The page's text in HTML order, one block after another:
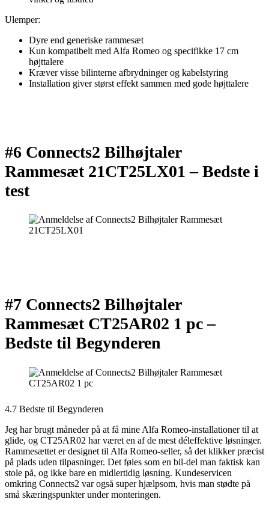
Ulemper:
Dyre end generiske rammesæt
Kun kompatibelt med Alfa Romeo og specifikke 17 cm
højttalere
Kræver visse bilinterne afbrydninger og kabelstyring
Installation giver størst effekt sammen med gode højttalere
#6 Connects2 Bilhøjtaler
Rammesæt 21CT25LX01 –Bedste i
test
#7 Connects2 Bilhøjtaler
Rammesæt CT25AR02 1 pc –
Bedste til Begynderen
4.7 Bedste til Begynderen
Jeg har brugt måneder på at få mine Alfa Romeo-installationer til at
glide, og CT25AR02 har været en af de mest déleffektive løsninger.
Rammesættet er designet til Alfa Romeo-seller, så det klikker præcist
på plads uden tilpasninger. Det føles som en bil-del man faktisk kan
stole på, og ikke bare en midlertidig løsning. Kundeservicen
omkring Connects2 var også super hjælpsom, hvis man stødte på
små skæringspunkter under monteringen.